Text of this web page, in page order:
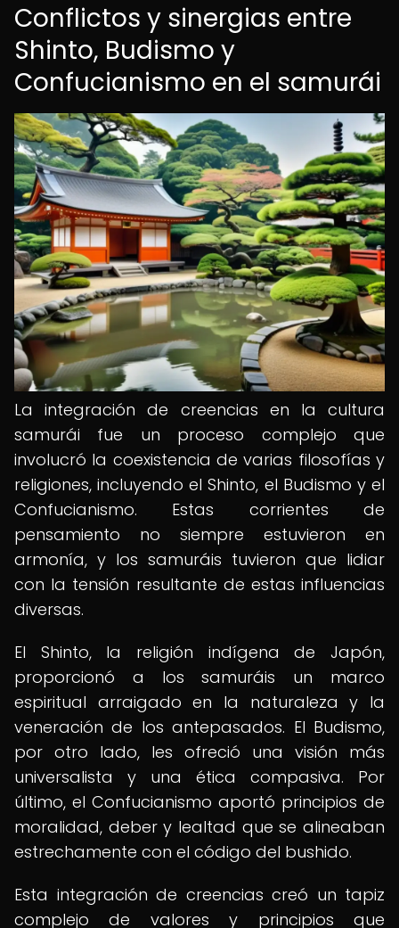
Conflictos y sinergias entre
Shinto, Budismo y
Confucianismo en el samurái
La integración de creencias en la cultura
samurái fue un proceso complejo que
involucró la coexistencia de varias filosofías y
religiones, incluyendo el Shinto, el Budismo y el
Confucianismo. Estas corrientes de
pensamiento no siempre estuvieron en
armonía, y los samuráis tuvieron que lidiar
con la tensión resultante de estas influencias
diversas.
El Shinto, la religión indígena de Japón,
proporcionó a los samuráis un marco
espiritual arraigado en la naturaleza y la
veneración de los antepasados. El Budismo,
por otro lado, les ofreció una visión más
universalista y una ética compasiva. Por
último, el Confucianismo aportó principios de
moralidad, deber y lealtad que se alineaban
estrechamente con el código del bushido.
Esta integración de creencias creó un tapiz
complejo de valores y principios que